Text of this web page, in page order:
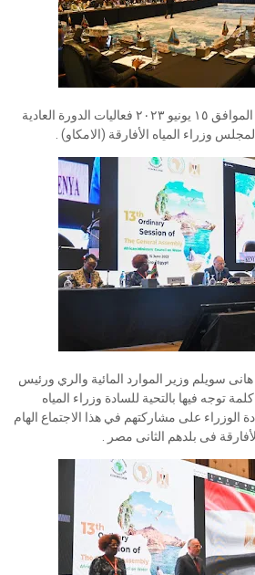
إنطلقت صباح اليوم الخميس الموافق ١٥ يونيو ٢٠٢٣ فعاليات الدورة العادية
وزراء المياه الأفارقة (الامكاو) .
هانى سويلم وزير الموارد المائية والري ورئيس
توجه فيها بالتحية للسادة وزراء المياه
الوزراء على مشاركتهم في هذا الاجتماع الهام
فى بلدهم الثانى مصر .